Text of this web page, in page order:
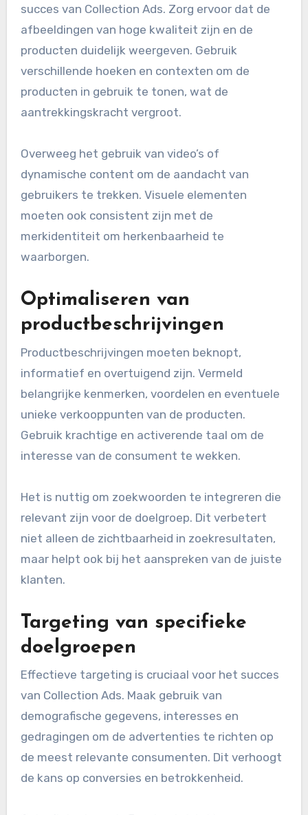
succes van Collection Ads. Zorg ervoor dat de
afbeeldingen van hoge kwaliteit zijn en de
producten duidelijk weergeven. Gebruik
verschillende hoeken en contexten om de
producten in gebruik te tonen, wat de
aantrekkingskracht vergroot.
Overweeg het gebruik van video’s of
dynamische content om de aandacht van
gebruikers te trekken. Visuele elementen
moeten ook consistent zijn met de
merkidentiteit om herkenbaarheid te
waarborgen.
Optimaliseren van
productbeschrijvingen
Productbeschrijvingen moeten beknopt,
informatief en overtuigend zijn. Vermeld
belangrijke kenmerken, voordelen en eventuele
unieke verkooppunten van de producten.
Gebruik krachtige en activerende taal om de
interesse van de consument te wekken.
Het is nuttig om zoekwoorden te integreren die
relevant zijn voor de doelgroep. Dit verbetert
niet alleen de zichtbaarheid in zoekresultaten,
maar helpt ook bij het aanspreken van de juiste
klanten.
Targeting van specifieke
doelgroepen
Effectieve targeting is cruciaal voor het succes
van Collection Ads. Maak gebruik van
demografische gegevens, interesses en
gedragingen om de advertenties te richten op
de meest relevante consumenten. Dit verhoogt
de kans op conversies en betrokkenheid.